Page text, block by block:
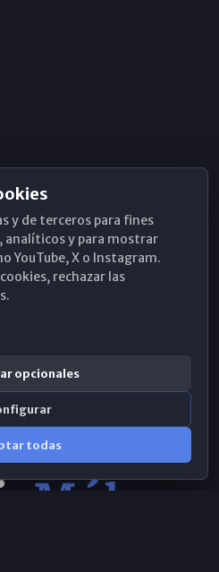
y de terceros para fines
analíticos y para mostrar
YouTube, X o Instagram.
rechazar las
opcionales
todas